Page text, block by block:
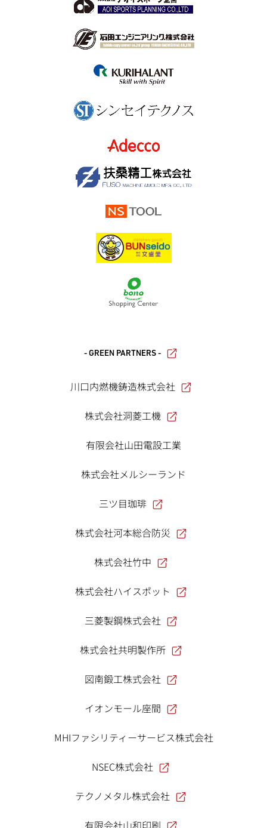
- GREEN PARTNERS -
川口内燃機鋳造株式会社
株式会社洞菱工機
有限会社山田電設工業
株式会社メルシーランド
三ツ目珈琲
株式会社河本総合防災
株式会社竹中
株式会社ハイスポット
三菱製鋼株式会社
株式会社共明製作所
図南鍛工株式会社
イオンモール座間
MHIファシリティーサービス株式会社
NSEC株式会社
テクノメタル株式会社
有限会社山和印刷